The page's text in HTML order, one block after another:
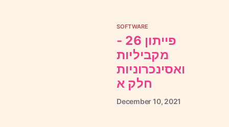
SOFTWARE
פייתון 26 -
מקביליות
ואסינכרוניות
חלק א
December10, 2021